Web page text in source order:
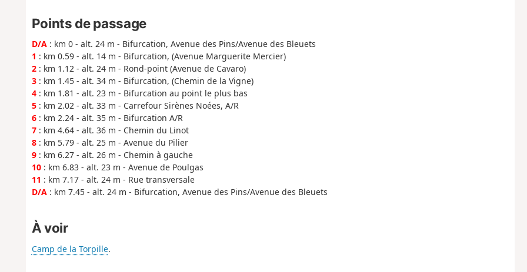
Points de passage
D/A: km 0 - alt. 24 m - Bifurcation, Avenue des Pins/Avenue des Bleuets
1 : km 0.59 - alt. 14 m - Bifurcation, (Avenue Marguerite Mercier)
2: km 1.12 - alt. 24 m - Rond-point (Avenue de Cavaro)
3: km 1.45 - alt. 34 m - Bifurcation, (Chemin de la Vigne)
4: km 1.81 - alt. 23 m - Bifurcation au point le plus bas
5: km 2.02 - alt. 33 m - Carrefour Sirènes Noées, A/R
6: km 2.24 - alt. 35 m - Bifurcation A/R
7: km 4.64 - alt. 36 m - Chemin du Linot
8: km 5.79 - alt. 25 m - Avenue du Pilier
9: km 6.27 - alt. 26 m - Chemin à gauche
10: km 6.83 - alt. 23 m - Avenue de Poulgas
11 : km 7.17 - alt. 24 m - Rue transversale
D/A: km 7.45 - alt. 24 m - Bifurcation, Avenue des Pins/Avenue des Bleuets
À voir
Camp de la Torpille.